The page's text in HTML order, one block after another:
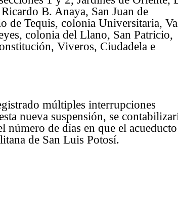
B. Anaya, San Juan de
de Tequis, colonia Universitaria,
colonia del Llano, San Patricio,
Viveros, Ciudadela e
múltiples interrupciones
nueva suspensión, se
número de días en que el
de San Luis Potosí.